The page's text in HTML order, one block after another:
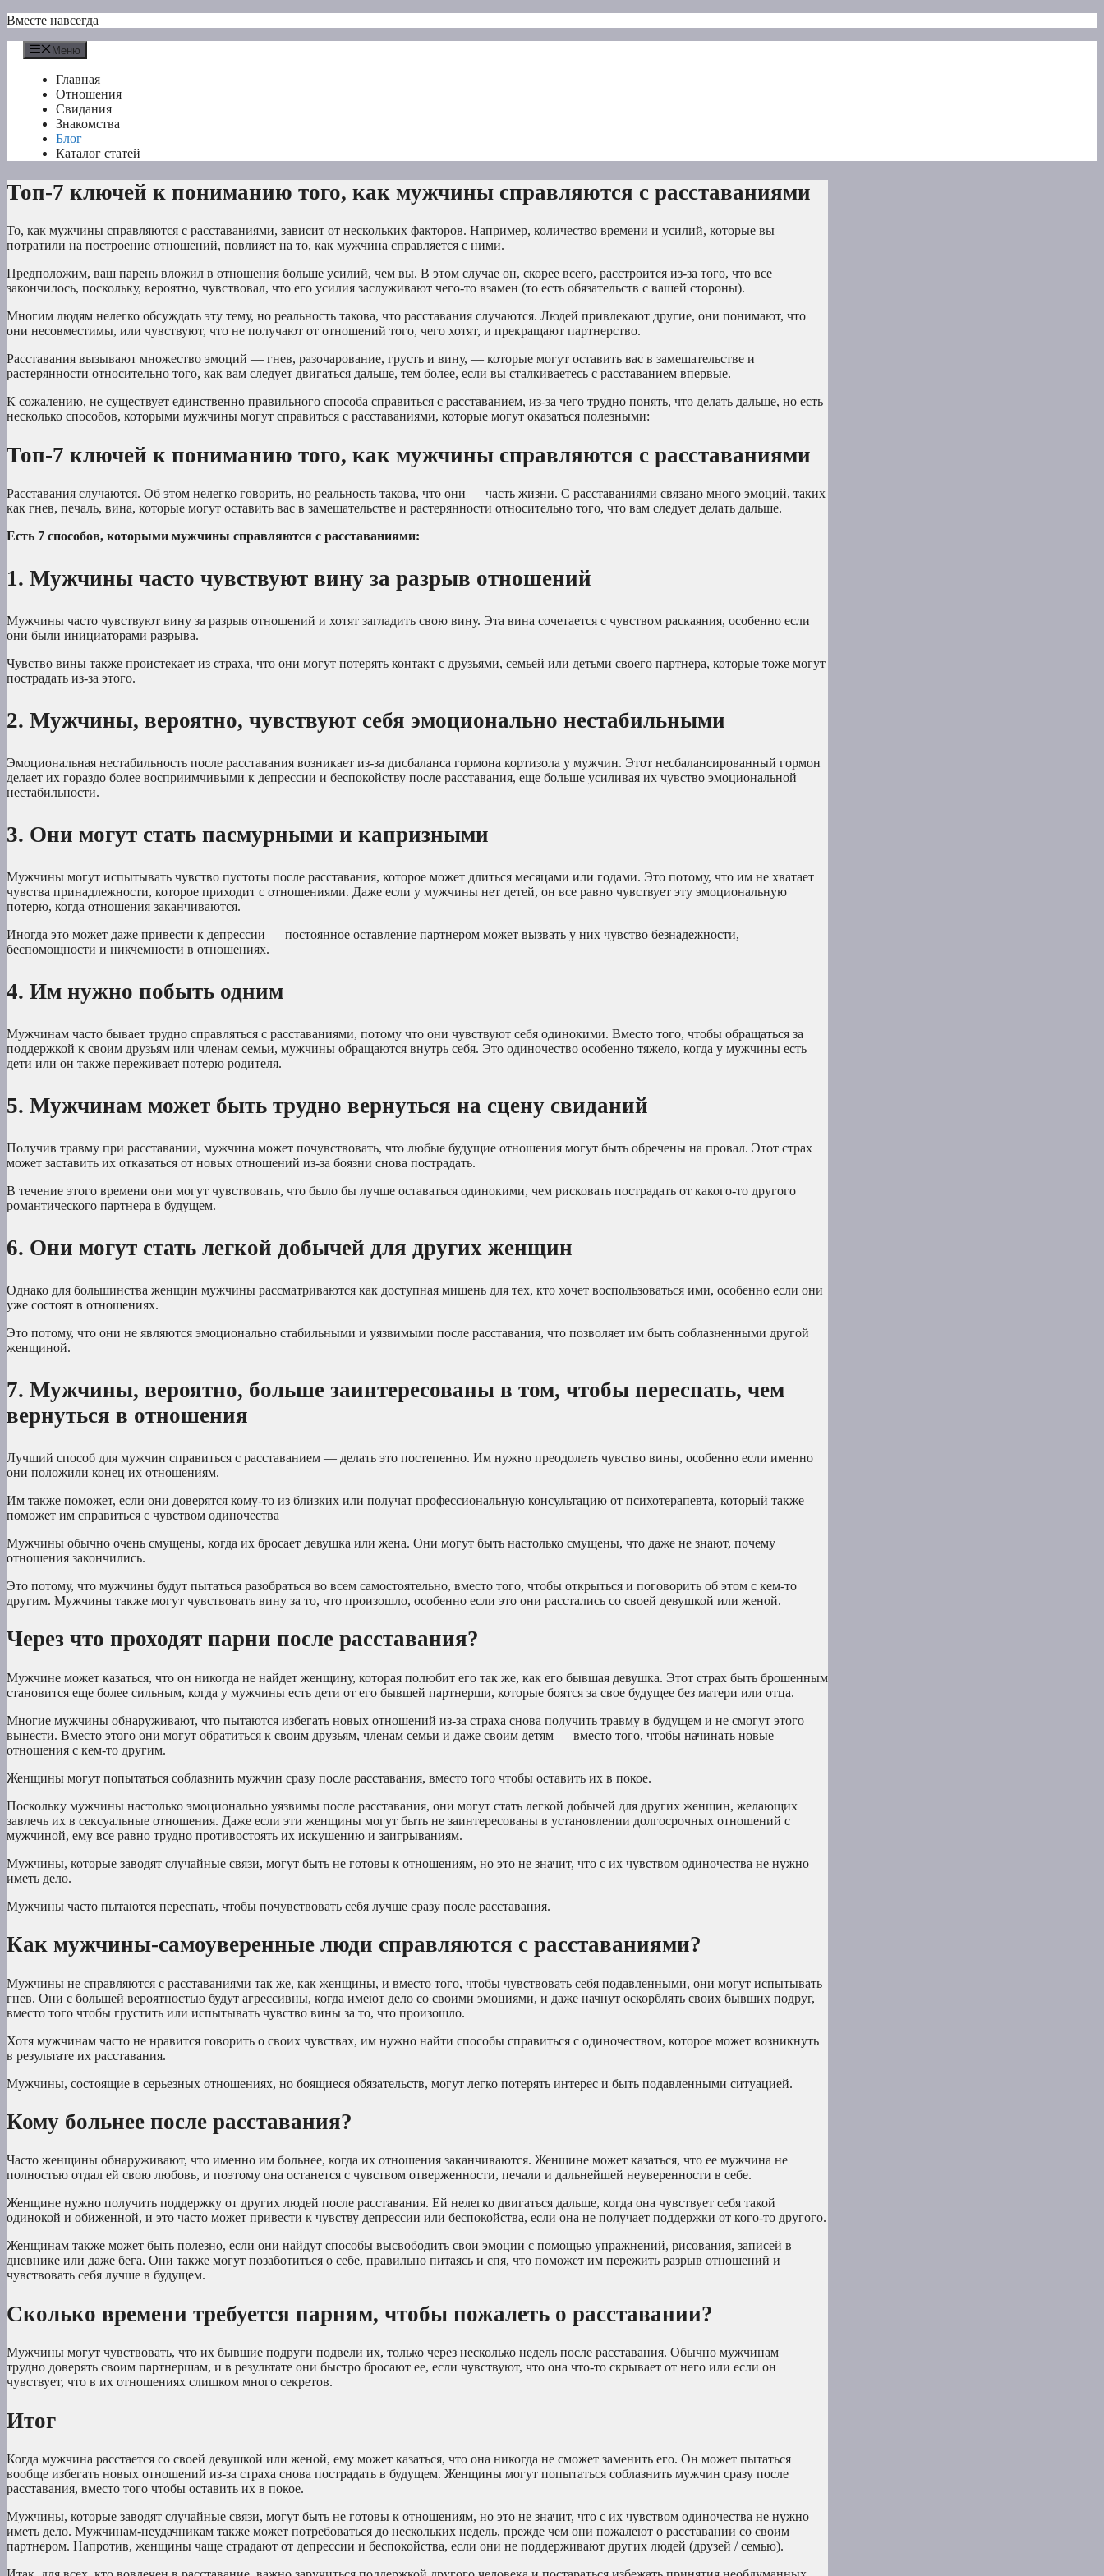
Перейти
содержимому
Вместе навсегда
Меню
Главная
Отношения
Свидания
Знакомства
Блог
Каталог статей
Топ-7 ключей к пониманию того, как мужчины справляются с расставаниями
То, как мужчины справляются с расставаниями, зависит от нескольких факторов. Например, количество времени и усилий, которые вы
потратили на построение отношений, повлияет на то, как мужчина справляется с ними.
Предположим, ваш парень вложил в отношения больше усилий, чем вы. В этом случае он, скорее всего, расстроится из-за того, что все
закончилось, поскольку, вероятно, чувствовал, что его усилия заслуживают чего-то взамен (то есть обязательств с вашей стороны).
Многим людям нелегко обсуждать эту тему, но реальность такова, что расставания случаются. Людей привлекают другие, они понимают, что
они несовместимы, или чувствуют, что не получают от отношений того, чего хотят, и прекращают партнерство.
Расставания вызывают множество эмоций — гнев, разочарование, грусть и вину, — которые могут оставить вас в замешательстве и
растерянности относительно того, как вам следует двигаться дальше, тем более, если вы сталкиваетесь с расставанием впервые.
К сожалению, не существует единственно правильного способа справиться с расставанием, из-за чего трудно понять, что делать дальше, но есть
несколько способов, которыми мужчины могут справиться с расставаниями, которые могут оказаться полезными:
Топ-7 ключей к пониманию того, как мужчины справляются с расставаниями
Расставания случаются. Об этом нелегко говорить, но реальность такова, что они — часть жизни. С расставаниями связано много эмоций, таких
как гнев, печаль, вина, которые могут оставить вас в замешательстве и растерянности относительно того, что вам следует делать дальше.
Есть 7 способов, которыми мужчины справляются с расставаниями:
1. Мужчины часто чувствуют вину за разрыв отношений
Мужчины часто чувствуют вину за разрыв отношений и хотят загладить свою вину. Эта вина сочетается с чувством раскаяния, особенно если
они были инициаторами разрыва.
Чувство вины также проистекает из страха, что они могут потерять контакт с друзьями, семьей или детьми своего партнера, которые тоже могут
пострадать из-за этого.
2. Мужчины, вероятно, чувствуют себя эмоционально нестабильными
Эмоциональная нестабильность после расставания возникает из-за дисбаланса гормона кортизола у мужчин. Этот несбалансированный гормон
делает их гораздо более восприимчивыми к депрессии и беспокойству после расставания, еще больше усиливая их чувство эмоциональной
нестабильности.
3. Они могут стать пасмурными и капризными
Мужчины могут испытывать чувство пустоты после расставания, которое может длиться месяцами или годами. Это потому, что им не хватает
чувства принадлежности, которое приходит с отношениями. Даже если у мужчины нет детей, он все равно чувствует эту эмоциональную
потерю, когда отношения заканчиваются.
Иногда это может даже привести к депрессии — постоянное оставление партнером может вызвать у них чувство безнадежности,
беспомощности и никчемности в отношениях.
4. Им нужно побыть одним
Мужчинам часто бывает трудно справляться с расставаниями, потому что они чувствуют себя одинокими. Вместо того, чтобы обращаться за
поддержкой к своим друзьям или членам семьи, мужчины обращаются внутрь себя. Это одиночество особенно тяжело, когда у мужчины есть
дети или он также переживает потерю родителя.
5. Мужчинам может быть трудно вернуться на сцену свиданий
Получив травму при расставании, мужчина может почувствовать, что любые будущие отношения могут быть обречены на провал. Этот страх
может заставить их отказаться от новых отношений из-за боязни снова пострадать.
В течение этого времени они могут чувствовать, что было бы лучше оставаться одинокими, чем рисковать пострадать от какого-то другого
романтического партнера в будущем.
6. Они могут стать легкой добычей для других женщин
Однако для большинства женщин мужчины рассматриваются как доступная мишень для тех, кто хочет воспользоваться ими, особенно если они
уже состоят в отношениях.
Это потому, что они не являются эмоционально стабильными и уязвимыми после расставания, что позволяет им быть соблазненными другой
женщиной.
7. Мужчины, вероятно, больше заинтересованы в том, чтобы переспать, чем
вернуться в отношения
Лучший способ для мужчин справиться с расставанием — делать это постепенно. Им нужно преодолеть чувство вины, особенно если именно
они положили конец их отношениям.
Им также поможет, если они доверятся кому-то из близких или получат профессиональную консультацию от психотерапевта, который также
поможет им справиться с чувством одиночества
Мужчины обычно очень смущены, когда их бросает девушка или жена. Они могут быть настолько смущены, что даже не знают, почему
отношения закончились.
Это потому, что мужчины будут пытаться разобраться во всем самостоятельно, вместо того, чтобы открыться и поговорить об этом с кем-то
другим. Мужчины также могут чувствовать вину за то, что произошло, особенно если это они расстались со своей девушкой или женой.
Через что проходят парни после расставания?
Мужчине может казаться, что он никогда не найдет женщину, которая полюбит его так же, как его бывшая девушка. Этот страх быть брошенным
становится еще более сильным, когда у мужчины есть дети от его бывшей партнерши, которые боятся за свое будущее без матери или отца.
Многие мужчины обнаруживают, что пытаются избегать новых отношений из-за страха снова получить травму в будущем и не смогут этого
вынести. Вместо этого они могут обратиться к своим друзьям, членам семьи и даже своим детям — вместо того, чтобы начинать новые
отношения с кем-то другим.
Женщины могут попытаться соблазнить мужчин сразу после расставания, вместо того чтобы оставить их в покое.
Поскольку мужчины настолько эмоционально уязвимы после расставания, они могут стать легкой добычей для других женщин, желающих
завлечь их в сексуальные отношения. Даже если эти женщины могут быть не заинтересованы в установлении долгосрочных отношений с
мужчиной, ему все равно трудно противостоять их искушению и заигрываниям.
Мужчины, которые заводят случайные связи, могут быть не готовы к отношениям, но это не значит, что с их чувством одиночества не нужно
иметь дело.
Мужчины часто пытаются переспать, чтобы почувствовать себя лучше сразу после расставания.
Как мужчины-самоуверенные люди справляются с расставаниями?
Мужчины не справляются с расставаниями так же, как женщины, и вместо того, чтобы чувствовать себя подавленными, они могут испытывать
гнев. Они с большей вероятностью будут агрессивны, когда имеют дело со своими эмоциями, и даже начнут оскорблять своих бывших подруг,
вместо того чтобы грустить или испытывать чувство вины за то, что произошло.
Хотя мужчинам часто не нравится говорить о своих чувствах, им нужно найти способы справиться с одиночеством, которое может возникнуть
в результате их расставания.
Мужчины, состоящие в серьезных отношениях, но боящиеся обязательств, могут легко потерять интерес и быть подавленными ситуацией.
Кому больнее после расставания?
Часто женщины обнаруживают, что именно им больнее, когда их отношения заканчиваются. Женщине может казаться, что ее мужчина не
полностью отдал ей свою любовь, и поэтому она останется с чувством отверженности, печали и дальнейшей неуверенности в себе.
Женщине нужно получить поддержку от других людей после расставания. Ей нелегко двигаться дальше, когда она чувствует себя такой
одинокой и обиженной, и это часто может привести к чувству депрессии или беспокойства, если она не получает поддержки от кого-то другого.
Женщинам также может быть полезно, если они найдут способы высвободить свои эмоции с помощью упражнений, рисования, записей в
дневнике или даже бега. Они также могут позаботиться о себе, правильно питаясь и спя, что поможет им пережить разрыв отношений и
чувствовать себя лучше в будущем.
Сколько времени требуется парням, чтобы пожалеть о расставании?
Мужчины могут чувствовать, что их бывшие подруги подвели их, только через несколько недель после расставания. Обычно мужчинам
трудно доверять своим партнершам, и в результате они быстро бросают ее, если чувствуют, что она что-то скрывает от него или если он
чувствует, что в их отношениях слишком много секретов.
Итог
Когда мужчина расстается со своей девушкой или женой, ему может казаться, что она никогда не сможет заменить его. Он может пытаться
вообще избегать новых отношений из-за страха снова пострадать в будущем. Женщины могут попытаться соблазнить мужчин сразу после
расставания, вместо того чтобы оставить их в покое.
Мужчины, которые заводят случайные связи, могут быть не готовы к отношениям, но это не значит, что с их чувством одиночества не нужно
иметь дело. Мужчинам-неудачникам также может потребоваться до нескольких недель, прежде чем они пожалеют о расставании со своим
партнером. Напротив, женщины чаще страдают от депрессии и беспокойства, если они не поддерживают других людей (друзей / семью).